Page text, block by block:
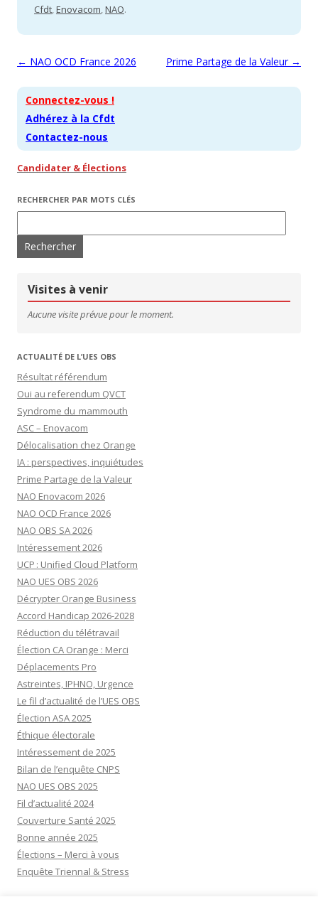
Cfdt,Enovacom,NAO.
Navigation des articles
← NAO OCD France 2026 Prime Partage de la Valeur →
Connectez-vous !
Adhérez à la Cfdt
Contactez-nous
Candidater & Élections
RECHERCHER PAR MOTS CLÉS
Visites à venir
Aucune visite prévue pour le moment.
ACTUALITÉ DE L’UES OBS
Résultat référendum
Oui au referendum QVCT
Syndrome du mammouth
ASC – Enovacom
Délocalisation chez Orange
IA : perspectives, inquiétudes
Prime Partage de la Valeur
NAO Enovacom 2026
NAO OCD France 2026
NAO OBS SA 2026
Intéressement 2026
UCP : Unified Cloud Platform
NAO UES OBS 2026
Décrypter Orange Business
Accord Handicap 2026-2028
Réduction du télétravail
Élection CA Orange : Merci
Déplacements Pro
Astreintes, IPHNO, Urgence
Le fil d’actualité de l’UES OBS
Élection ASA 2025
Éthique électorale
Intéressement de 2025
Bilan de l’enquête CNPS
NAO UES OBS 2025
Fil d’actualité 2024
Couverture Santé 2025
Bonne année 2025
Élections – Merci à vous
Enquête Triennal & Stress